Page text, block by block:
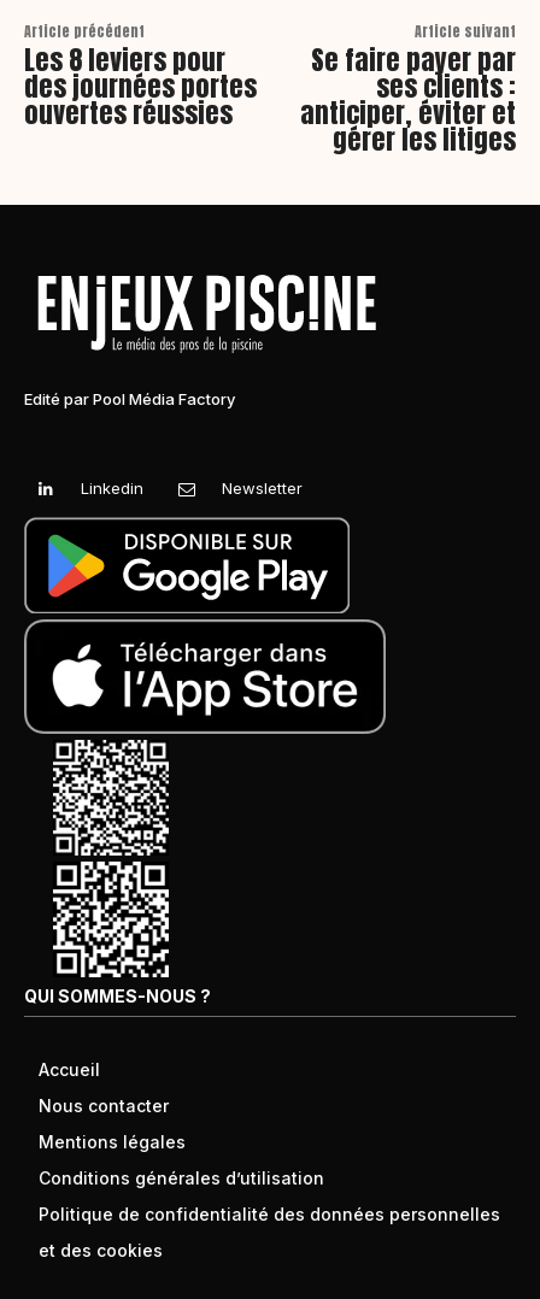
Article précédent
Les 8 leviers pour
des journées portes
ouvertes réussies
Article suivant
Se faire payer par
ses clients :
anticiper, éviter et
gérer les litiges
Edité par Pool Média Factory
Linkedin Newsletter
QUI SOMMES-NOUS ?
Accueil
Nous contacter
Mentions légales
Conditions générales d’utilisation
Politique de confidentialité des données personnelles
et des cookies